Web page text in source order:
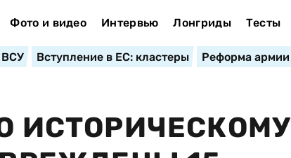
Фото и видео Интервью Лонгриды Тесты
ВСУ Вступление в ЕС: кластеры Реформа армии
ИСТОРИЧЕСКОМУ